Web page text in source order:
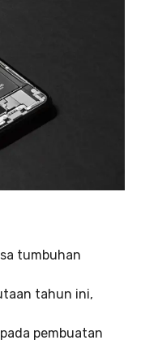
tumbuhan
tahun ini,
pembuatan